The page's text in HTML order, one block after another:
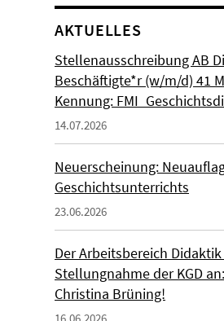
AKTUELLES
Stellenausschreibung AB
Beschäftigte*r (w/m/d) 41
Kennung:
14.07.2026
Neuerscheinung:
Geschichtsunterrichts
23.06.2026
Der Arbeitsbereich
Stellungnahme der KGD
Christina Brüning!